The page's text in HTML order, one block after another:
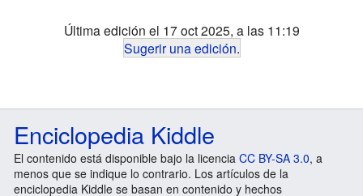
Última edición el 17 oct 2025, a las 11:19
Sugerir una edición.
Enciclopedia Kiddle
El contenido está disponible bajo la licencia CC BY-SA 3.0, a
menos que se indique lo contrario. Los artículos de la
enciclopedia Kiddle se basan en contenido y hechos